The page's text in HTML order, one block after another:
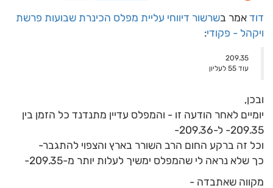
דוד אמר בשרשור דיווחי עליית מפלס הכינרת שבועות פרשת
ויקהל - פקודי:
209.35
עוד 55 לעליון
ובכן,
יומיים לאחר הודעה זו - והמפלס עדיין מתנדנד כל הזמן בין
209.35- ל-209.36-
וכל זה ברקע החום הרב השורר בארץ והצפוי להתגבר-
כך שלא נראה לי שהמפלס ימשיך לעלות יותר מ-209.35-
מקווה שאתבדה -